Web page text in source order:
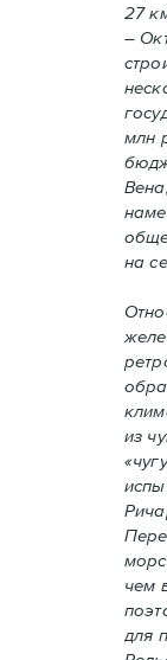
27
–
млн
на
из
чем
для